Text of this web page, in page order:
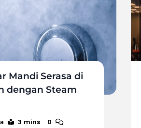
Mandi Serasa di
dengan Steam
3 mins 0